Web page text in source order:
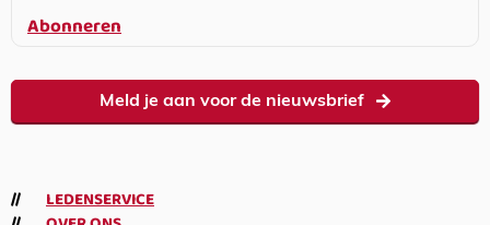
Abonneren
Meld je aan voor de nieuwsbrief
LEDENSERVICE